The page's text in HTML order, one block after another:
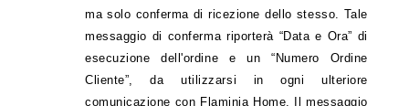
ma solo conferma di ricezione dello stesso. Tale
messaggio di conferma riporterà “Data e Ora” di
esecuzione dell'ordine e un “Numero Ordine
Cliente”, da utilizzarsi in ogni ulteriore
comunicazione con Flaminia Home. Il messaggio